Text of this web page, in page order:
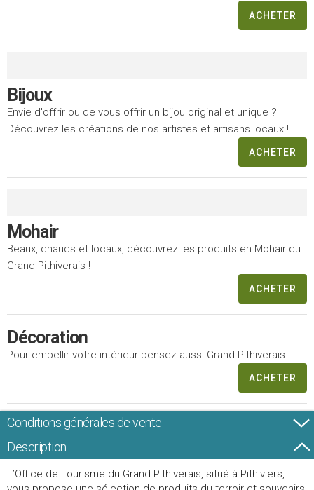
ACHETER
Bijoux
Envie d'offrir ou de vous offrir un bijou original et unique ?
Découvrez les créations de nos artistes et artisans locaux !
ACHETER
Mohair
Beaux, chauds et locaux, découvrez les produits en Mohair du
Grand Pithiverais !
ACHETER
Décoration
Pour embellir votre intérieur pensez aussi Grand Pithiverais !
ACHETER
Conditions générales de vente
Description
L’Office de Tourisme du Grand Pithiverais, situé à Pithiviers,